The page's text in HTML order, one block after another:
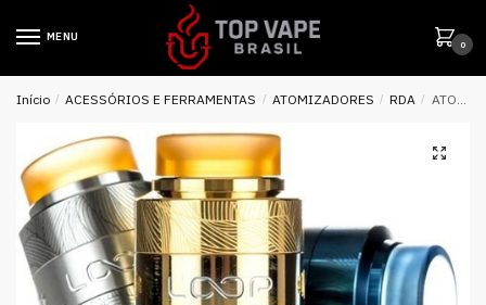
MENU
0
Início / ACESSÓRIOS E FERRAMENTAS / ATOMIZADORES / RDA / ATOMIZADOR LOOP V1.5 RDA – GEEK VAPE